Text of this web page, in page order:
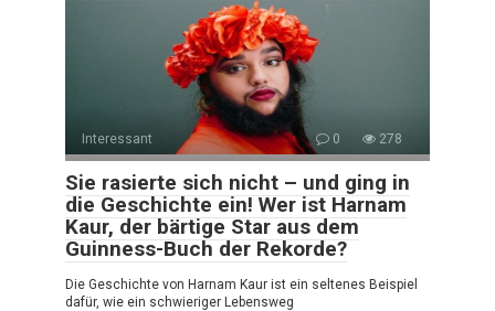
Interessant 0 278
Sie rasierte sich nicht – und ging in
die Geschichte ein! Wer ist Harnam
Kaur, der bärtige Star aus dem
Guinness-Buch der Rekorde?
Die Geschichte von Harnam Kaur ist ein seltenes Beispiel
dafür, wie ein schwieriger Lebensweg